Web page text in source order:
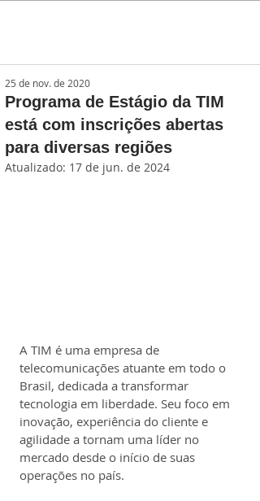
Programa de Estágio da TIM
está com inscrições abertas
para diversas regiões
25 de nov. de 2020
Atualizado: 17 de jun. de 2024
A TIM é uma empresa de
telecomunicações atuante em todo o
Brasil, dedicada a transformar
tecnologia em liberdade. Seu foco em
inovação, experiência do cliente e
agilidade a tornam uma líder no
mercado desde o início de suas
operações no país.